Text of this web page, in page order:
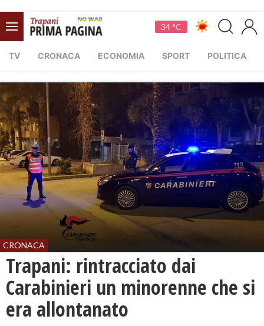
34 °C
TV CRONACA ECONOMIA SPORT POLITICA
CRONACA
Trapani: rintracciato dai
Carabinieri un minorenne che si
era allontanato